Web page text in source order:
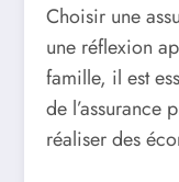
Choisir une
une réflexion
famille, il est
de
réaliser des